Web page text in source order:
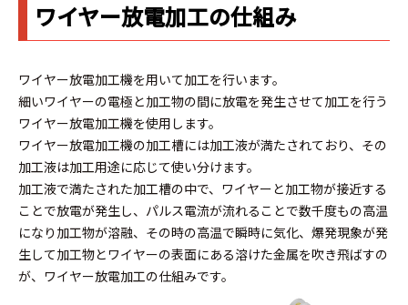
ワイヤー放電加工の仕組み
ワイヤー放電加工機を用いて加工を行います。
細いワイヤーの電極と加工物の間に放電を発生させて加工を行う
ワイヤー放電加工機を使用します。
ワイヤー放電加工機の加工槽には加工液が満たされており、その
加工液は加工用途に応じて使い分けます。
加工液で満たされた加工槽の中で、ワイヤーと加工物が接近する
ことで放電が発生し、パルス電流が流れることで数千度もの高温
になり加工物が溶融、その時の高温で瞬時に気化、爆発現象が発
生して加工物とワイヤーの表面にある溶けた金属を吹き飛ばすの
が、ワイヤー放電加工の仕組みです。